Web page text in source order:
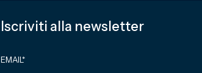
Iscriviti alla newsletter
EMAIL*